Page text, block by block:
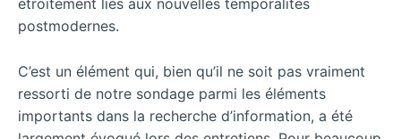
étroitement liés aux nouvelles temporalités
postmodernes.
C’est un élément qui, bien qu’il ne soit pas vraiment
ressorti de notre sondage parmi les éléments
importants dans la recherche d’information, a été